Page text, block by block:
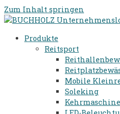
Zum Inhalt springen
Produkte
Reitsport
Mobile
Soleking